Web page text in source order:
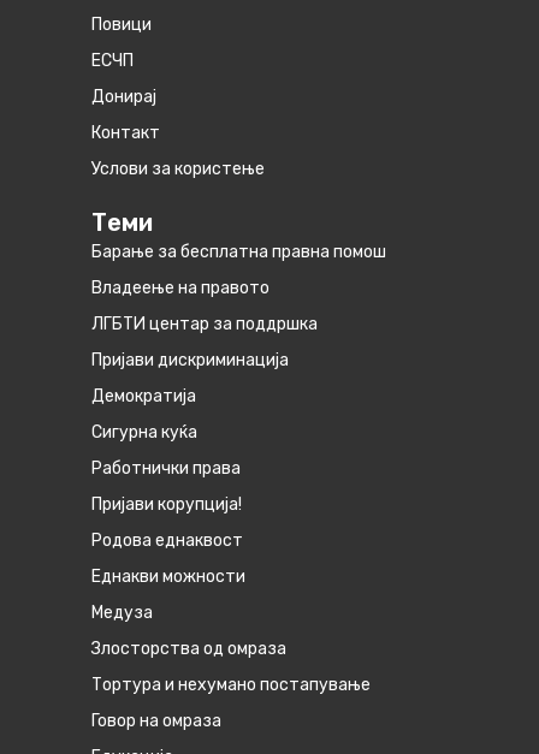
Повици
ЕСЧП
Донирај
Контакт
Услови за користење
Теми
Барање за бесплатна правна помош
Владеење на правото
ЛГБТИ центар за поддршка
Пријави дискриминација
Демократија
Сигурна куќа
Работнички права
Пријави корупција!
Родова еднаквост
Eднакви можности
Медуза
Злосторства од омраза
Тортура и нехумано постапување
Говор на омраза